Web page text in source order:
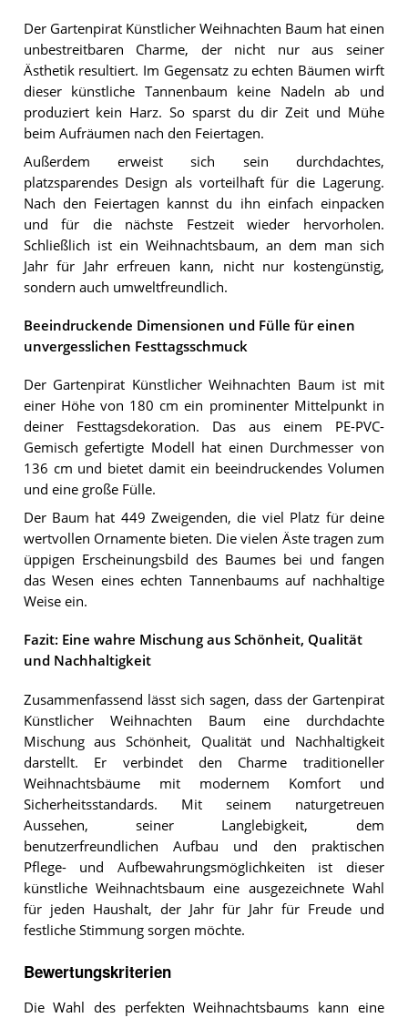
Der Gartenpirat Künstlicher Weihnachten Baum hat einen
unbestreitbaren Charme, der nicht nur aus seiner
Ästhetik resultiert. Im Gegensatz zu echten Bäumen wirft
dieser künstliche Tannenbaum keine Nadeln ab und
produziert kein Harz. So sparst du dir Zeit und Mühe
beim Aufräumen nach den Feiertagen.
Außerdem erweist sich sein durchdachtes,
platzsparendes Design als vorteilhaft für die Lagerung.
Nach den Feiertagen kannst du ihn einfach einpacken
und für die nächste Festzeit wieder hervorholen.
Schließlich ist ein Weihnachtsbaum, an dem man sich
Jahr für Jahr erfreuen kann, nicht nur kostengünstig,
sondern auch umweltfreundlich.
Beeindruckende Dimensionen und Fülle für einen
unvergesslichen Festtagsschmuck
Der Gartenpirat Künstlicher Weihnachten Baum ist mit
einer Höhe von 180 cm ein prominenter Mittelpunkt in
deiner Festtagsdekoration. Das aus einem PE-PVC-
Gemisch gefertigte Modell hat einen Durchmesser von
136 cm und bietet damit ein beeindruckendes Volumen
und eine große Fülle.
Der Baum hat 449 Zweigenden, die viel Platz für deine
wertvollen Ornamente bieten. Die vielen Äste tragen zum
üppigen Erscheinungsbild des Baumes bei und fangen
das Wesen eines echten Tannenbaums auf nachhaltige
Weise ein.
Fazit: Eine wahre Mischung aus Schönheit, Qualität
und Nachhaltigkeit
Zusammenfassend lässt sich sagen, dass der Gartenpirat
Künstlicher Weihnachten Baum eine durchdachte
Mischung aus Schönheit, Qualität und Nachhaltigkeit
darstellt. Er verbindet den Charme traditioneller
Weihnachtsbäume mit modernem Komfort und
Sicherheitsstandards. Mit seinem naturgetreuen
Aussehen, seiner Langlebigkeit, dem
benutzerfreundlichen Aufbau und den praktischen
Pflege- und Aufbewahrungsmöglichkeiten ist dieser
künstliche Weihnachtsbaum eine ausgezeichnete Wahl
für jeden Haushalt, der Jahr für Jahr für Freude und
festliche Stimmung sorgen möchte.
Bewertungskriterien
Die Wahl des perfekten Weihnachtsbaums kann eine